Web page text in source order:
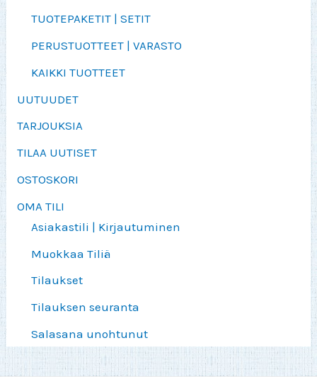
TUOTEPAKETIT | SETIT
PERUSTUOTTEET | VARASTO
KAIKKI TUOTTEET
UUTUUDET
TARJOUKSIA
TILAA UUTISET
OSTOSKORI
OMA TILI
Asiakastili | Kirjautuminen
Muokkaa Tiliä
Tilaukset
Tilauksen seuranta
Salasana unohtunut